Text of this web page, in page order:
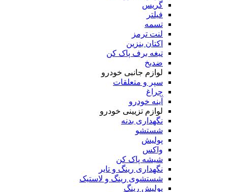
گریس
فیلتر
تسمه
لنت ترمز
اکتان بنزین
تیغه برف پاک کن
ضدیخ
لوازم جانبی خودرو
سپر و متعلقات
چراغ
آینه خودرو
لوازم تزیینی خودرو
نگهداری بدنه
شستشو
پولیش
واکس
شیشه پاک کن
نگهداری رینگ و تایر
شستشوی رینگ و لاستیک
پولیش رینگ